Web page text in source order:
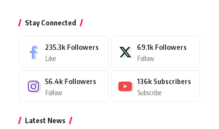
Stay Connected
235.3k Followers
Like
69.1k Followers
Follow
56.4k Followers
Follow
136k Subscribers
Subscribe
Latest News